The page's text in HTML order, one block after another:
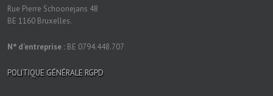
Rue Pierre Schoonejans 48
BE 1160 Bruxelles.
N° d’entreprise : BE 0794.448.707
POLITIQUE GÉNÉRALE RGPD